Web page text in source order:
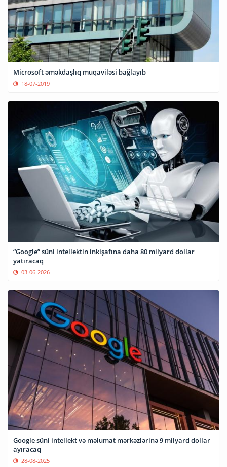
Microsoft əməkdaşlıq müqaviləsi bağlayıb
18-07-2019
“Google” süni intellektin inkişafına daha 80 milyard dollar
yatıracaq
03-06-2026
Google süni intellekt və məlumat mərkəzlərinə 9 milyard dollar
ayıracaq
28-08-2025